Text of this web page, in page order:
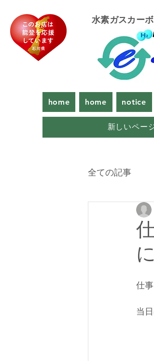
水素ガスカー
home home notice
新しいペー
全ての記事
仕
当